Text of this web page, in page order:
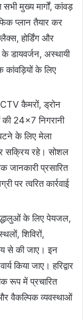
मुख्य मार्गों, कांवड़
प्लान तैयार कर
होर्डिंग और
के डायवर्जन, अस्थायी
कांवड़ियों के लिए
कैमरों, ड्रोन
24×7 निगरानी
के लिए मेला
सक्रिय रहे। सोशल
जानकारी प्रसारित
पर त्वरित कार्रवाई
के लिए पेयजल,
शिविरों,
से की जाए। इन
किया जाए। हरिद्वार
रूप में प्रचारित
वैकल्पिक व्यवस्थाओं